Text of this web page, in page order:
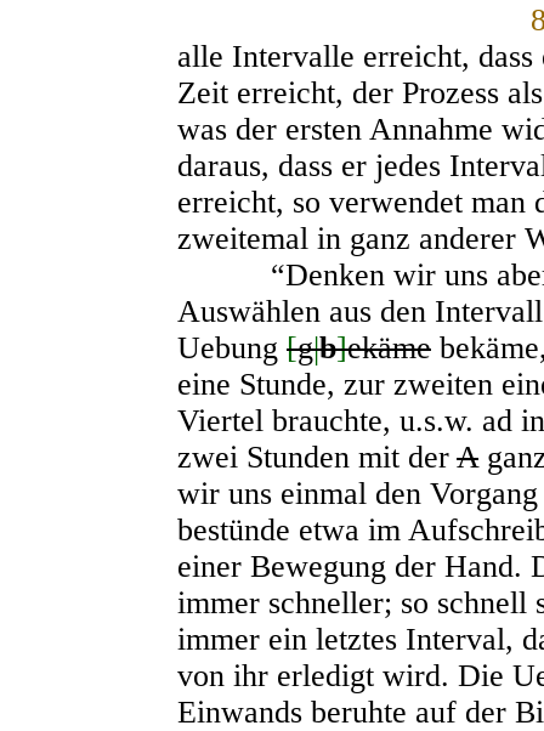
alle Intervalle erreicht,
Zeit erreicht, der Prozess
was der ersten Annahme
daraus, dass er jedes
erreicht, so verwendet man
zweitemal in ganz anderer
“Denken wir uns aber
Auswählen aus den
Uebung [g|b]ekäme
eine Stunde, zur zweiten
Viertel brauchte, u.s.w. ad
zwei Stunden mit der A
wir uns einmal den
bestünde etwa im
einer Bewegung der Hand.
immer schneller; so schnell
immer ein letztes Interval,
von ihr erledigt wird. Die
Einwands beruhte auf der